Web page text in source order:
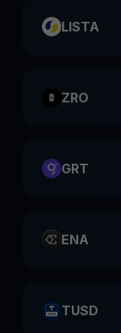
LISTA
ZRO
GRT
ENA
TUSD